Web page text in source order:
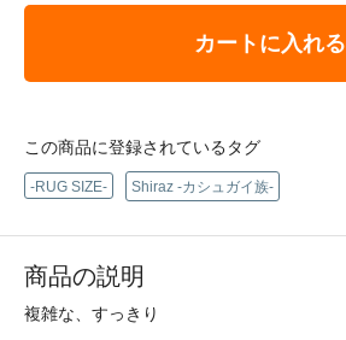
カートに入れる
この商品に登録されているタグ
-RUG SIZE- Shiraz -カシュガイ族-
商品の説明
複雑な、すっきり